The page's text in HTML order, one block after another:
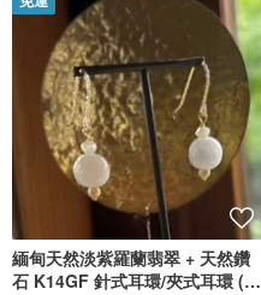
緬甸天然淡紫羅蘭翡翠 + 天然鑽
石 K14GF 針式耳環/夾式耳環 (可